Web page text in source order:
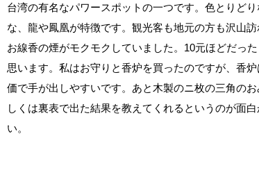
台湾の有名なパワースポットの一つです。色とりど
な、龍や鳳凰が特徴です。観光客も地元の方も沢山
お線香の煙がモクモクしていました。10元ほどだっ
思います。私はお守りと香炉を買ったのですが、香
価で手が出しやすいです。あと木製のニ枚の三角の
しくは裏表で出た結果を教えてくれるというのが面
い。